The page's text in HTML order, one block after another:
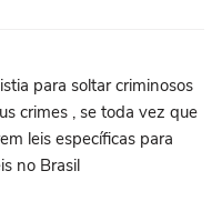
para soltar criminosos
crimes , se toda vez que
leis específicas para
no Brasil